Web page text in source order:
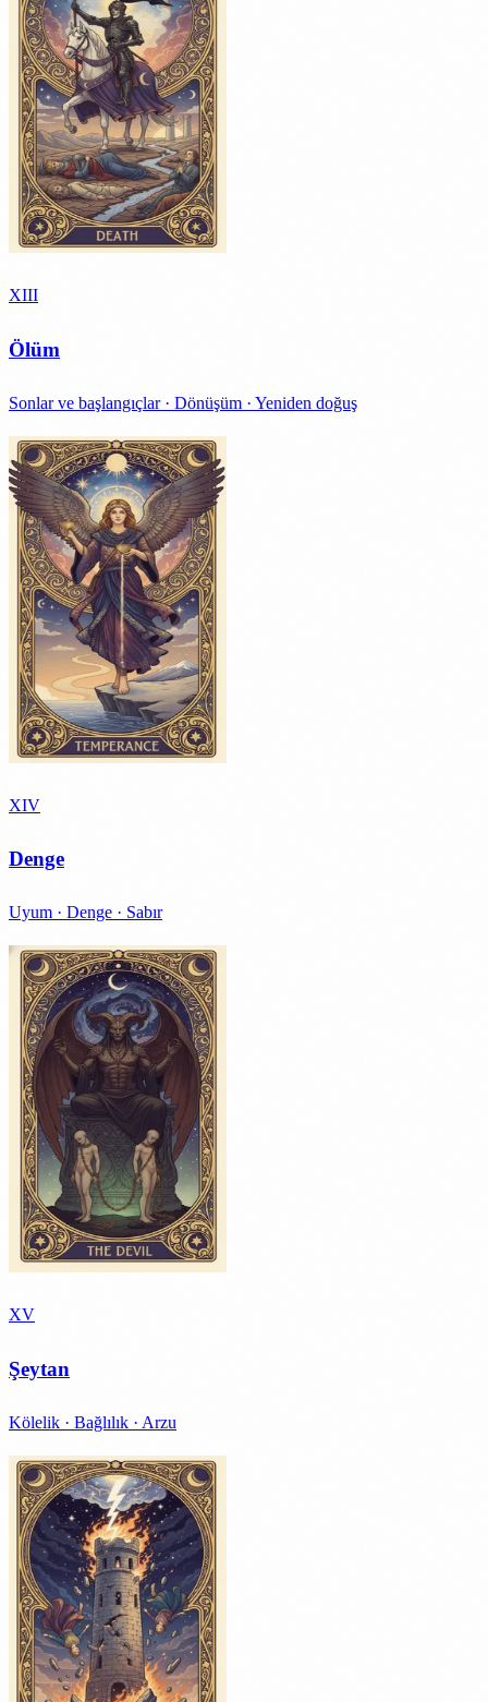
XIII
Ölüm
Sonlar ve başlangıçlar · Dönüşüm · Yeniden doğuş
XIV
Denge
Uyum · Denge · Sabır
XV
Şeytan
Kölelik · Bağlılık · Arzu